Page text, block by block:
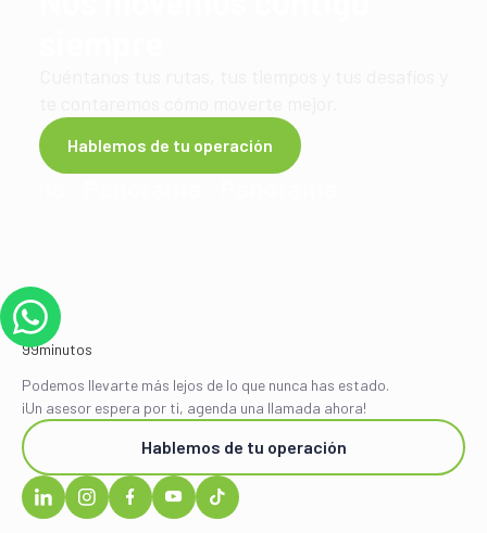
Hablemos de tu operación
Podemos llevarte más lejos de lo que nunca has estado.
¡Un asesor espera por ti, agenda una llamada ahora!
Hablemos de tu operación